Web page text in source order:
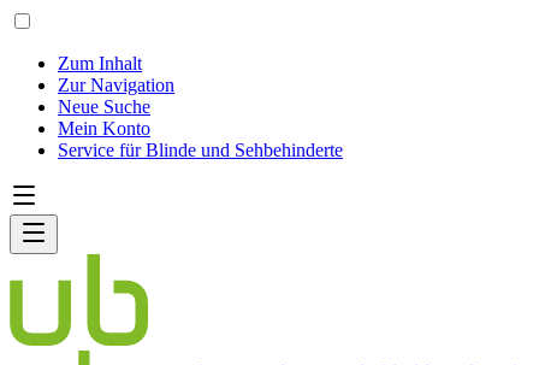
Zum Inhalt
Zur Navigation
Neue Suche
Mein Konto
Service für Blinde und Sehbehinderte